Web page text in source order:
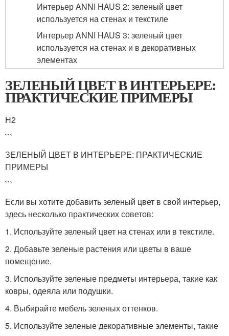
Интерьер ANNI HAUS 2: зеленый цвет
используется на стенах и текстиле
Интерьер ANNI HAUS 3: зеленый цвет
используется на стенах и в декоративных
элементах
ЗЕЛЕНЫЙ ЦВЕТ В ИНТЕРЬЕРЕ:
ПРАКТИЧЕСКИЕ ПРИМЕРЫ
H2
```
ЗЕЛЕНЫЙ ЦВЕТ В ИНТЕРЬЕРЕ: ПРАКТИЧЕСКИЕ
ПРИМЕРЫ
```
Если вы хотите добавить зеленый цвет в свой интерьер,
здесь несколько практических советов:
1. Используйте зеленый цвет на стенах или в текстиле.
2. Добавьте зеленые растения или цветы в ваше
помещение.
3. Используйте зеленые предметы интерьера, такие как
ковры, одеяла или подушки.
4. Выбирайте мебель зеленых оттенков.
5. Используйте зеленые декоративные элементы, такие